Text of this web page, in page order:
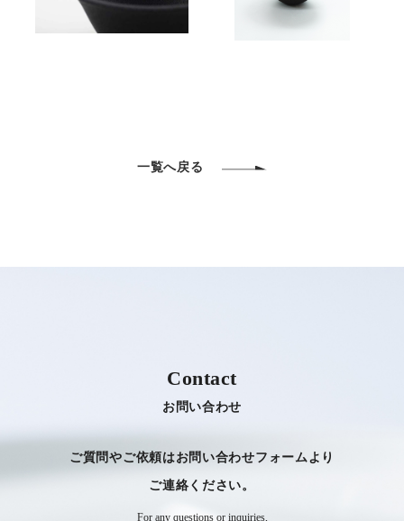
一覧へ戻る
Contact
お問い合わせ
ご質問やご依頼はお問い合わせフォームより
​​​​​​​ご連絡ください。
For any questions or inquiries,